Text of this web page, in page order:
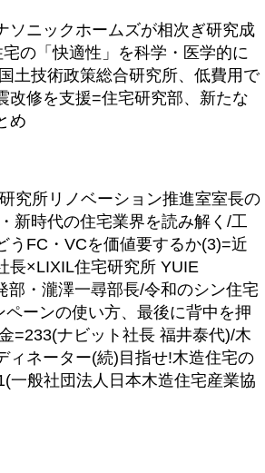
ソニックホームズが相次ぎ研究成
の「快適性」を科学・医学的に
土技術政策総合研究所、低費用で
改修を支援=住宅研究部、新たな
め
究所リノベーション推進室室長の
新時代の住宅業界を読み解く/工
うFC・VCを価値要するか(3)=近
長×LIXIL住宅研究所 YUIE
部・瀧澤一尋部長/令和のシン住宅
ーンの使い方、最後に背中を押
=233(ナビット社長 福井泰代)/木
ィネーター(続)目指せ!木造住宅の
一般社団法人日本木造住宅産業協